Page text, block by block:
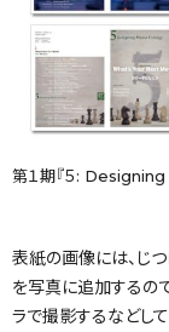
第１期『５:
表紙の画像には、じ
を写真に追加するの
ラで撮影するなどし